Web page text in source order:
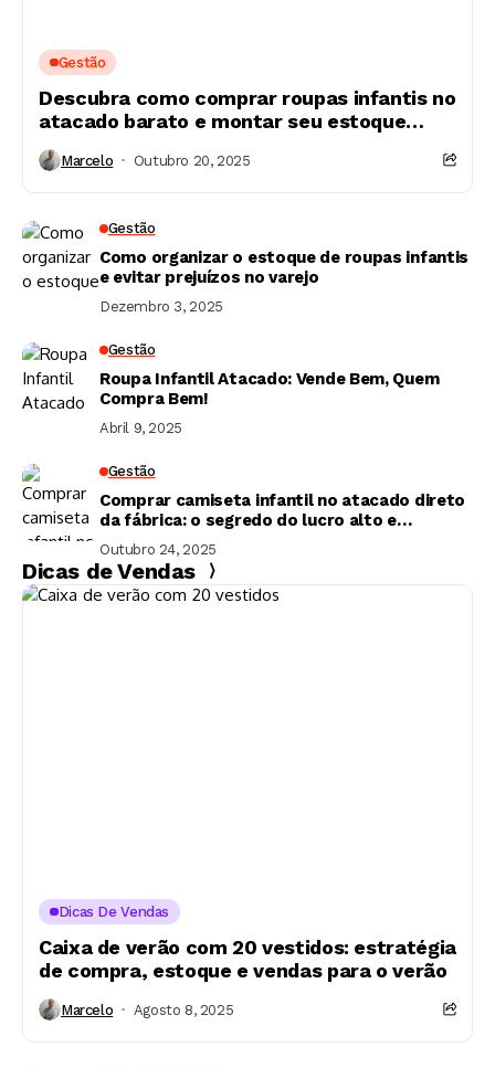
Gestão
Descubra como comprar roupas infantis no
atacado barato e montar seu estoque
inteligente
Marcelo Outubro 20, 2025
Gestão
Como organizar o estoque de roupas infantis
e evitar prejuízos no varejo
Dezembro 3, 2025
Gestão
Roupa Infantil Atacado: Vende Bem, Quem
Compra Bem!
Abril 9, 2025
Gestão
Comprar camiseta infantil no atacado direto
da fábrica: o segredo do lucro alto e
constante
Outubro 24, 2025
Dicas de Vendas
Dicas De Vendas
Caixa de verão com 20 vestidos: estratégia
de compra, estoque e vendas para o verão
Marcelo Agosto 8, 2025